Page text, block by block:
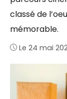
classé de
mémorable.
Le 24 mai